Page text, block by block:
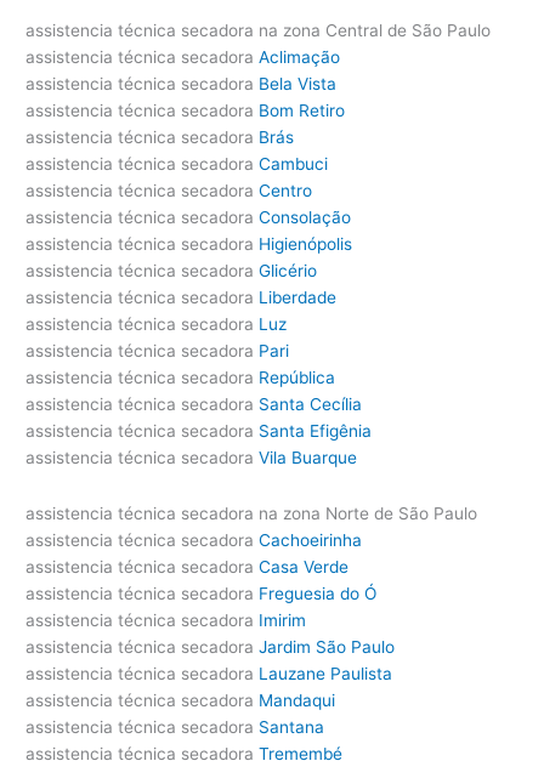
assistencia técnica secadora na zona Central de São Paulo
assistencia técnica secadora Aclimação
assistencia técnica secadora Bela Vista
assistencia técnica secadora Bom Retiro
assistencia técnica secadora Brás
assistencia técnica secadora Cambuci
assistencia técnica secadora Centro
assistencia técnica secadora Consolação
assistencia técnica secadora Higienópolis
assistencia técnica secadora Glicério
assistencia técnica secadora Liberdade
assistencia técnica secadora Luz
assistencia técnica secadora Pari
assistencia técnica secadora República
assistencia técnica secadora Santa Cecília
assistencia técnica secadora Santa Efigênia
assistencia técnica secadora Vila Buarque
assistencia técnica secadora na zona Norte de São Paulo
assistencia técnica secadora Cachoeirinha
assistencia técnica secadora Casa Verde
assistencia técnica secadora Freguesia do Ó
assistencia técnica secadora Imirim
assistencia técnica secadora Jardim São Paulo
assistencia técnica secadora Lauzane Paulista
assistencia técnica secadora Mandaqui
assistencia técnica secadora Santana
assistencia técnica secadora Tremembé